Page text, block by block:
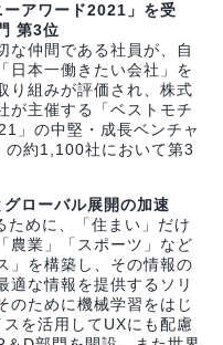
アワード2021」を受
第3位
な仲間である社員が、自
日本一働きたい会社」を
り組みが評価され、株式
が主催する「ベストモチ
」の中堅・成長ベンチャ
約1,100社において第3
ローバル展開の加速
ために、「住まい」だけ
農業」「スポーツ」など
」を構築し、その情報の
適な情報を提供するソリ
のために機械学習をはじ
を活用してUXにも配慮